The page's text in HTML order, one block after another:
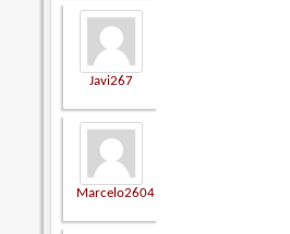
Javi267
Marcelo2604